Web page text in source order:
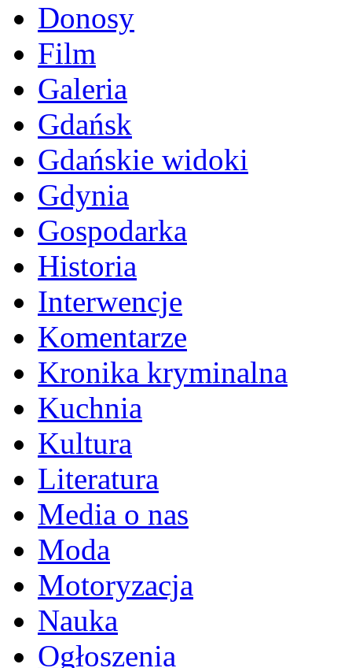
Donosy
Film
Galeria
Gdańsk
Gdańskie widoki
Gdynia
Gospodarka
Historia
Interwencje
Komentarze
Kronika kryminalna
Kuchnia
Kultura
Literatura
Media o nas
Moda
Motoryzacja
Nauka
Ogłoszenia